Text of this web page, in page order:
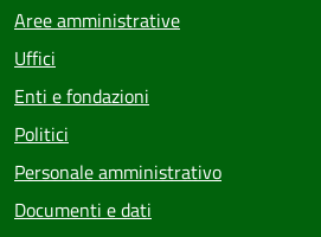
Aree amministrative
Uffici
Enti e fondazioni
Politici
Personale amministrativo
Documenti e dati